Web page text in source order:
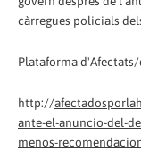
càrregues policials
Plataforma d'Afectats/
http://
ante-el-anuncio-del-
menos-